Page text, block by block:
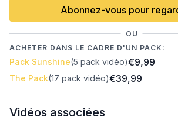
Abonnez-vous pour
OU
ACHETER DANS LE CADRE D'UN PACK:
Pack Sunshine(5 pack vidéo)€9,99
The Pack(17 pack vidéo)€39,99
Vidéos associées